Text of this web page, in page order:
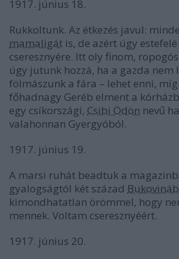
1917. június 18.
Rukkoltunk. Az étkezés javul:
mamaligát is, de azért úgy
cseresznyére. Itt oly finom,
úgy jutunk hozzá, ha a gazda nem
fölmászunk a fára – lehet enni, míg
főhadnagy Geréb elment a
egy csíkországi, Csibi Ödön nevű
valahonnan Gyergyóból.
1917. június 19.
A marsi ruhát beadtuk a
gyalogságtól két század
kimondhatatlan örömmel, hogy
mennek. Voltam cseresznyéért.
1917. június 20.